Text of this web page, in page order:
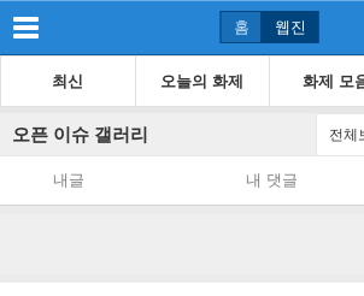
홈 웹진
최신 오늘의 화제 화제 모
오픈 이슈 갤러리 전체
내글 내 댓글